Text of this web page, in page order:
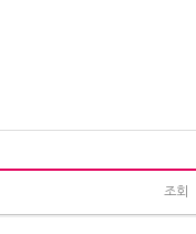
조회